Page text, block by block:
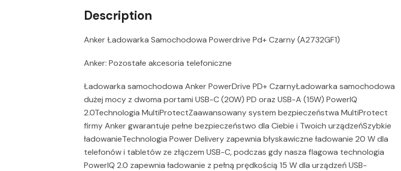
Description
Anker Ładowarka Samochodowa Powerdrive Pd+ Czarny (A2732GF1)
Anker: Pozostałe akcesoria telefoniczne
Ładowarka samochodowa Anker PowerDrive PD+ CzarnyŁadowarka samochodowa
dużej mocy z dwoma portami USB-C (20W) PD oraz USB-A (15W) PowerIQ
2.0Technologia MultiProtectZaawansowany system bezpieczeństwa MultiProtect
firmy Anker gwarantuje pełne bezpieczeństwo dla Ciebie i Twoich urządzeńSzybkie
ładowanieTechnologia Power Delivery zapewnia błyskawiczne ładowanie 20 W dla
telefonów i tabletów ze złączem USB-C, podczas gdy nasza flagowa technologia
PowerIQ 2.0 zapewnia ładowanie z pełną prędkością 15 W dla urządzeń USB-